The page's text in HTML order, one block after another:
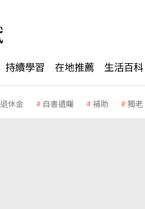
持續學習 在地推薦 生活百科
退休金 自書遺囑 補助 獨老